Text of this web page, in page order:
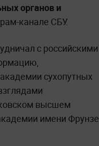
органов и
канале СБУ.
с российскими
сухопутных
высшем
имени Фрунзе